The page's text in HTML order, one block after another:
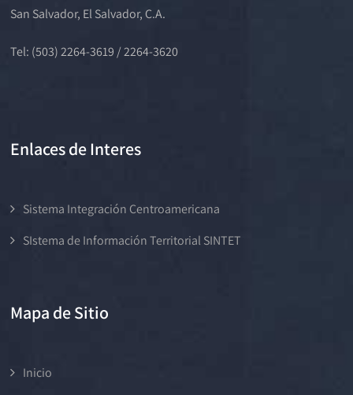
San Salvador, El Salvador, C.A.
Tel: (503) 2264-3619 / 2264-3620
Enlaces de Interes
Sistema Integración Centroamericana
SIstema de Información Territorial SINTET
Mapa de Sitio
Inicio